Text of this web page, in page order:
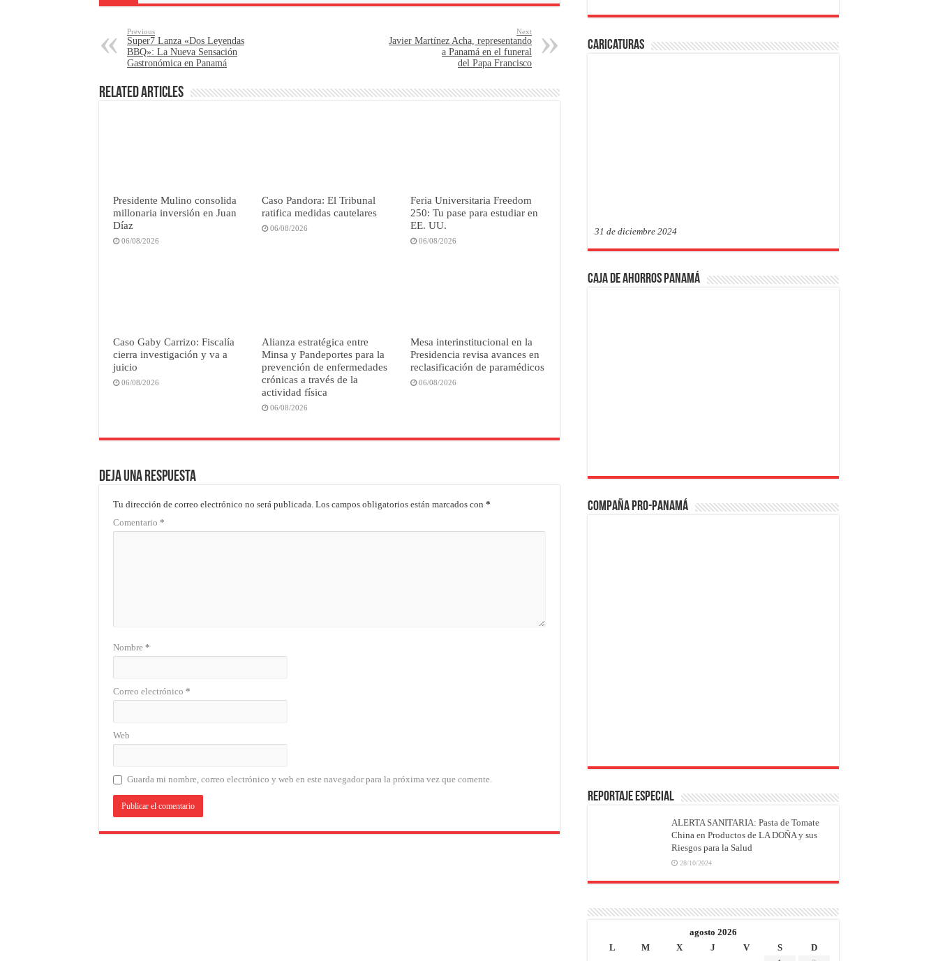
Previous
Super7 Lanza «Dos Leyendas
BBQ»: La Nueva Sensación
Gastronómica en Panamá
Next
Javier Martínez Acha, representando
a Panamá en el funeral
del Papa Francisco
Related Articles
Presidente Mulino consolida
millonaria inversión en Juan
Díaz
06/08/2026
Caso Pandora: El Tribunal
ratifica medidas cautelares
06/08/2026
Feria Universitaria Freedom
250: Tu pase para estudiar en
EE. UU.
06/08/2026
Caso Gaby Carrizo: Fiscalía
cierra investigación y va a
juicio
06/08/2026
Alianza estratégica entre
Minsa y Pandeportes para la
prevención de enfermedades
crónicas a través de la
actividad física
06/08/2026
Mesa interinstitucional en la
Presidencia revisa avances en
reclasificación de paramédicos
06/08/2026
Deja una respuesta
Tu dirección de correo electrónico no será publicada. Los campos obligatorios están marcados con *
Comentario *
Nombre *
Correo electrónico *
Web
Guarda mi nombre, correo electrónico y web en este navegador para la próxima vez que comente.
Caricaturas
31 de diciembre 2024
Caja de Ahorros Panamá
Compaña PRO-Panamá
REPORTAJE ESPECIAL
ALERTA SANITARIA: Pasta de Tomate
China en Productos de LA DOÑA y sus
Riesgos para la Salud
28/10/2024
agosto 2026
L
M X J V S
D